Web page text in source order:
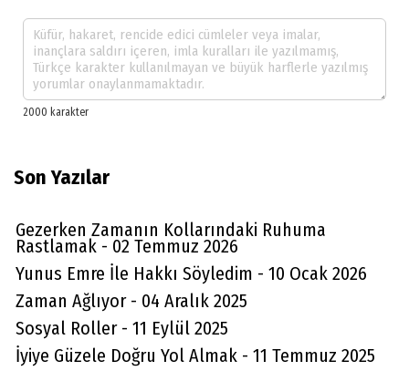
Son Yazılar
Gezerken Zamanın Kollarındaki Ruhuma
Rastlamak - 02 Temmuz 2026
Yunus Emre İle Hakkı Söyledim - 10 Ocak 2026
Zaman Ağlıyor - 04 Aralık 2025
Sosyal Roller - 11 Eylül 2025
İyiye Güzele Doğru Yol Almak - 11 Temmuz 2025